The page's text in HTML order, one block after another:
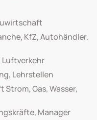
KfZ, Autohändler,
Luftverkehr
Lehrstellen
Gas, Wasser,
Manager